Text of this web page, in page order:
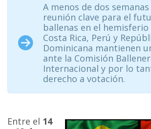
A menos de dos
reunión clave para el
ballenas en el
Costa Rica, Perú y
Dominicana mantienen
ante la Comisión
Internacional y por lo
derecho a votación.
Entre el 14